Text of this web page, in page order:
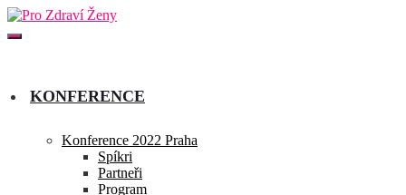
KONFERENCE
Konference 2022 Praha
Spíkri
Partneři
Program